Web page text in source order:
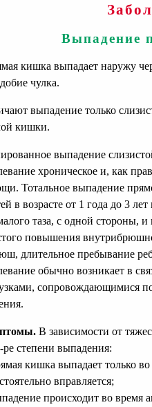
Выпадение
кишка выпадает наружу
чулка.
выпадение только
кишки.
выпадение
хроническое и, как
Тотальное выпадение
в возрасте от 1 года до 3
таза, с одной стороны,
повышения
длительное пребывание
обычно возникает в
сопровождающимися
В зависимости от
ре степени выпадения:
кишка выпадает только
вправляется;
происходит во время